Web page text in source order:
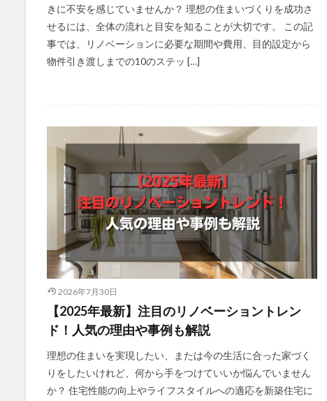
きに不安を感じていませんか？ 理想の住まいづくりを成功さ
せるには、全体の流れと目安を知ることが大切です。 この記
事では、リノベーションに必要な期間や費用、目的設定から
物件引き渡しまでの10のステッ […]
2026年7月30日
【2025年最新】注目のリノベーショントレン
ド！人気の理由や事例も解説
理想の住まいを実現したい、または今の生活に合った家づく
りをしたいけれど、何から手をつけていいか悩んでいません
か？ 住宅性能の向上やライフスタイルへの適応を新築住宅に